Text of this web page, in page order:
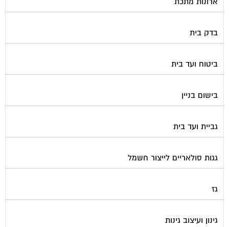
בדק בית
ביטוח ועד בית
בישום בניין
גביית ועד בית
גגות סולאריים לייצור חשמל
גז
גינון ועיצוב גינות